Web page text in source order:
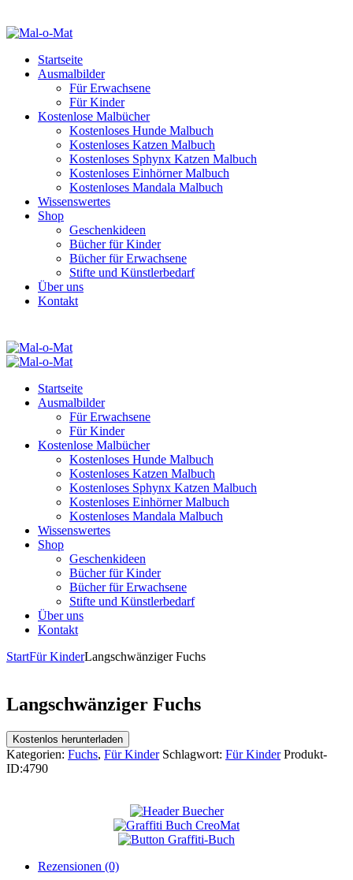
Startseite
Ausmalbilder
Für Erwachsene
Für Kinder
Kostenlose Malbücher
Kostenloses Hunde Malbuch
Kostenloses Katzen Malbuch
Kostenloses Sphynx Katzen Malbuch
Kostenloses Einhörner Malbuch
Kostenloses Mandala Malbuch
Wissenswertes
Shop
Geschenkideen
Bücher für Kinder
Bücher für Erwachsene
Stifte und Künstlerbedarf
Über uns
Kontakt
Startseite
Ausmalbilder
Für Erwachsene
Für Kinder
Kostenlose Malbücher
Kostenloses Hunde Malbuch
Kostenloses Katzen Malbuch
Kostenloses Sphynx Katzen Malbuch
Kostenloses Einhörner Malbuch
Kostenloses Mandala Malbuch
Wissenswertes
Shop
Geschenkideen
Bücher für Kinder
Bücher für Erwachsene
Stifte und Künstlerbedarf
Über uns
Kontakt
StartFür KinderLangschwänziger Fuchs
Langschwänziger Fuchs
Kostenlos herunterladen
Kategorien: Fuchs, Für Kinder Schlagwort: Für Kinder Produkt-
ID:4790
Rezensionen (0)